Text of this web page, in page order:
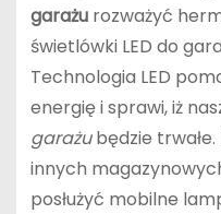
garażurozważyć
świetlówki LED do
Technologia LED
energię i sprawi, iż
garażubędzie trwałe.
innych
posłużyć mobilne